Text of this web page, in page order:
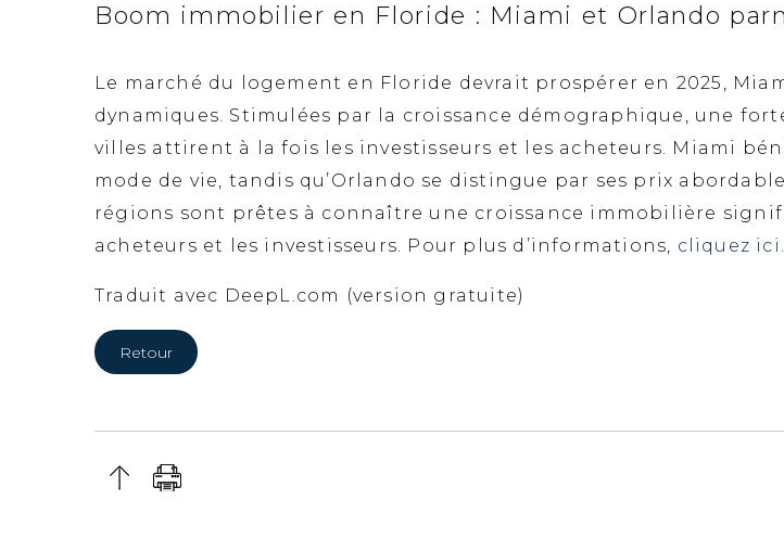
Boom immobilier en Floride : Miami et Orlando
Le marché du logement en Floride devrait prospérer en 2025,
dynamiques. Stimulées par la croissance démographique, une
villes attirent à la fois les investisseurs et les acheteurs. Miami
mode de vie, tandis qu’Orlando se distingue par ses prix
régions sont prêtes à connaître une croissance immobilière
acheteurs et les investisseurs. Pour plus d’informations, cliquez ici.
Traduit avec DeepL.com (version gratuite)
Retour